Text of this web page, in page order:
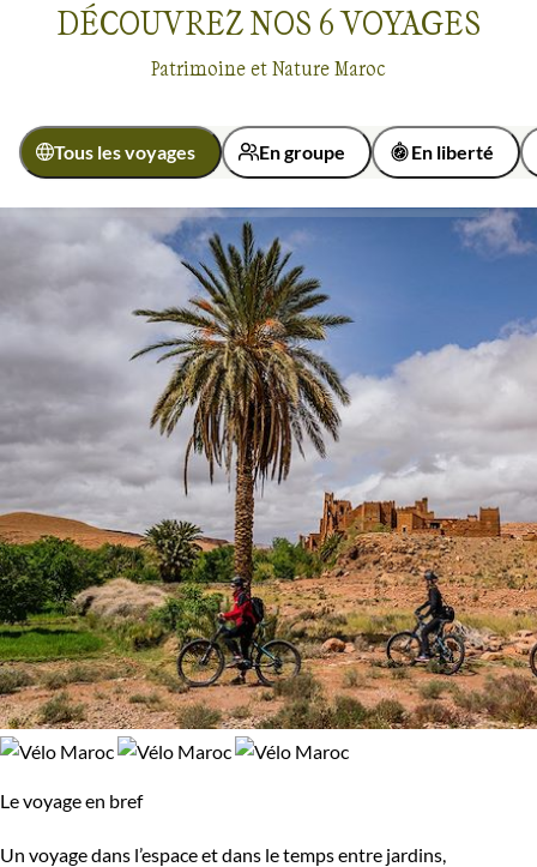
Voyages au cœur du patrimoine et natureMaroc
98% de satisfaction(62 avis
DÉCOUVREZ NOS 6VOYAGES
Patrimoine et Nature Maroc
Tous les voyages En groupe En liberté
Activité
Découverte Randonnée
Randonnée avec chameau
Vélo
Régions
Atlas Sahara
Budget
De 1 250 à 2 000 $CAD
De 2 000 à 3 000 $CAD
Plus de 3 000 $CAD
Âge des enfants
Le voyage en bref
Un voyage dans l’espace et dans le temps entre jardins,